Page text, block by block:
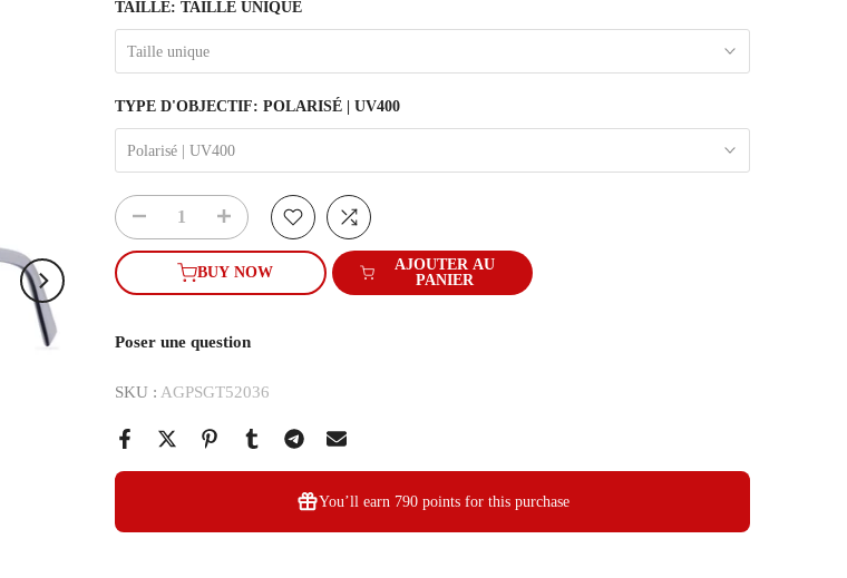
TAILLE: TAILLE UNIQUE
Taille unique
TYPE D'OBJECTIF: POLARISÉ | UV400
Polarisé | UV400
BUY NOW
AJOUTER AU
PANIER
Poser une question
SKU : AGPSGT52036
You’ll earn 790 pointsfor this purchase